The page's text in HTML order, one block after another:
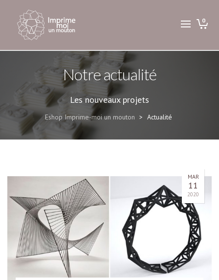
0
Notre actualité
Les nouveaux projets
Eshop Imprime-moi un mouton > Actualité
MAR
11
2020